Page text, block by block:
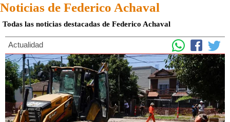
Noticias de Federico Achaval
Todas las noticias destacadas de Federico Achaval
Actualidad